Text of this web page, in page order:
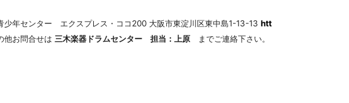
少年センター エクスプレス・ココ200 大阪市東淀川区東中島1-13-13 htt
他お問合せは 三木楽器ドラムセンター 担当：上原 までご連絡下さい。